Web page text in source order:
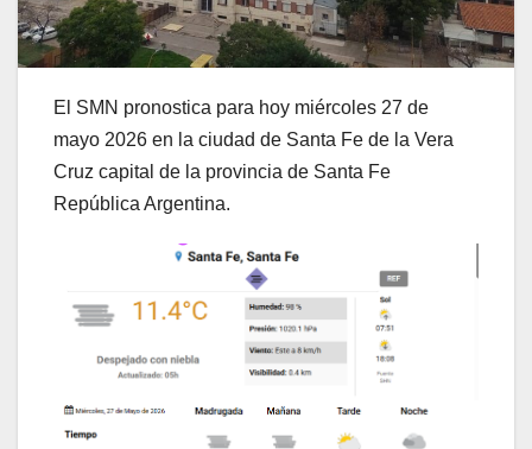
El SMN pronostica para hoy miércoles 27 de
mayo 2026 en la ciudad de Santa Fe de la Vera
Cruz capital de la provincia de Santa Fe
República Argentina.